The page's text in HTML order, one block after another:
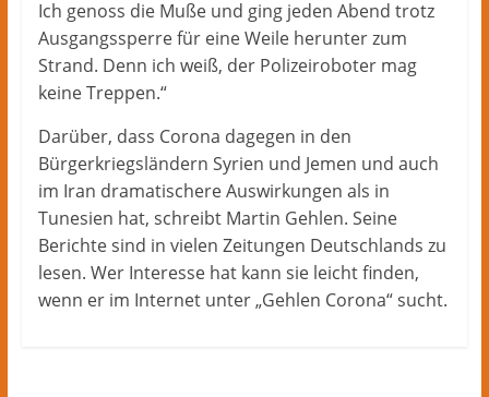
Ich genoss die Muße und ging jeden Abend trotz
Ausgangssperre für eine Weile herunter zum
Strand. Denn ich weiß, der Polizeiroboter mag
keine Treppen.“
Darüber, dass Corona dagegen in den
Bürgerkriegsländern Syrien und Jemen und auch
im Iran dramatischere Auswirkungen als in
Tunesien hat, schreibt Martin Gehlen. Seine
Berichte sind in vielen Zeitungen Deutschlands zu
lesen. Wer Interesse hat kann sie leicht finden,
wenn er im Internet unter „Gehlen Corona“ sucht.